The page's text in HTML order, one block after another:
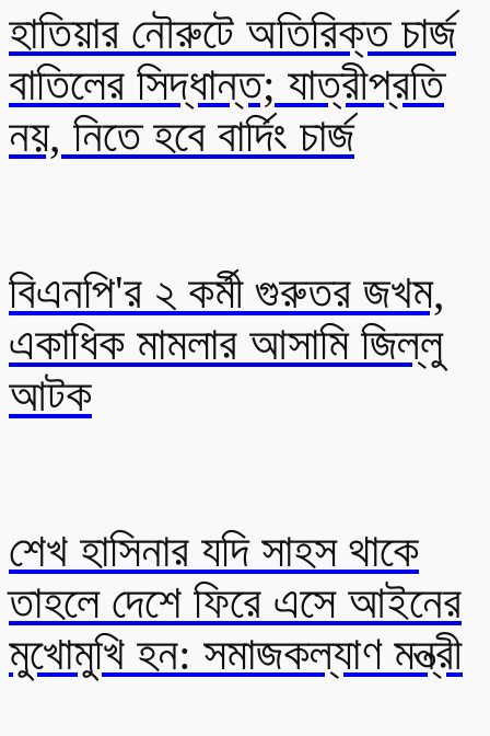
হাতিয়ার নৌরুটে অতিরিক্ত চার্জ
বাতিলের সিদ্ধান্ত; যাত্রীপ্রতি
নয়, নিতে হবে বার্দিং চার্জ
বিএনপি'র ২ কর্মী গুরুতর জখম,
একাধিক মামলার আসামি জিল্লু
আটক
শেখ হাসিনার যদি সাহস থাকে
তাহলে দেশে ফিরে এসে আইনের
মুখোমুখি হন: সমাজকল্যাণ মন্ত্রী